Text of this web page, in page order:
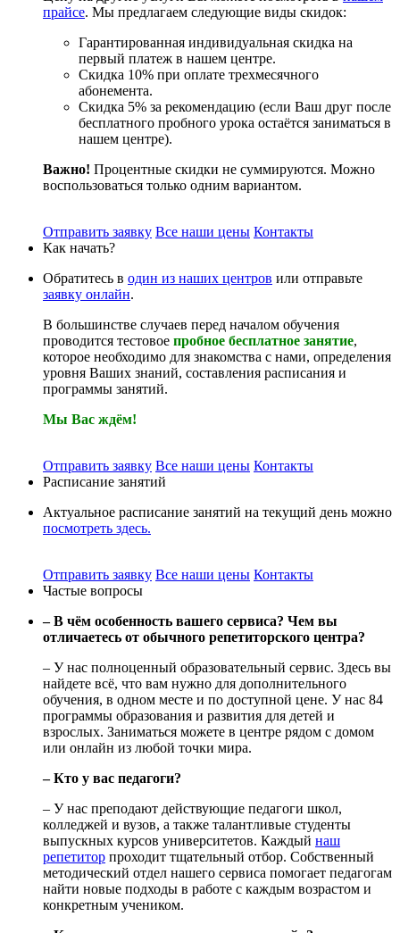
прайсе. Мы предлагаем следующие виды скидок:
Гарантированная индивидуальная скидка на
первый платеж в нашем центре.
Скидка 10% при оплате трехмесячного
абонемента.
Скидка 5% за рекомендацию (если Ваш друг после
бесплатного пробного урока остаётся заниматься в
нашем центре).
Важно! Процентные скидки не суммируются. Можно
воспользоваться только одним вариантом.
Отправить заявку Все наши цены Контакты
Как начать?
Обратитесь в один из наших центров или отправьте
заявку онлайн.
В большинстве случаев перед началом обучения
проводится тестовое пробное бесплатное занятие,
которое необходимо для знакомства с нами, определения
уровня Ваших знаний, составления расписания и
программы занятий.
Мы Вас ждём!
Отправить заявку Все наши цены Контакты
Расписание занятий
Актуальное расписание занятий на текущий день можно
посмотреть здесь.
Отправить заявку Все наши цены Контакты
Частые вопросы
– В чём особенность вашего сервиса? Чем вы
отличаетесь от обычного репетиторского центра?
– У нас полноценный образовательный сервис. Здесь вы
найдете всё, что вам нужно для дополнительного
обучения, в одном месте и по доступной цене. У нас 84
программы образования и развития для детей и
взрослых. Заниматься можете в центре рядом с домом
или онлайн из любой точки мира.
– Кто у вас педагоги?
– У нас преподают действующие педагоги школ,
колледжей и вузов, а также талантливые студенты
выпускных курсов университетов. Каждый наш
репетитор проходит тщательный отбор. Собственный
методический отдел нашего сервиса помогает педагогам
найти новые подходы в работе с каждым возрастом и
конкретным учеником.